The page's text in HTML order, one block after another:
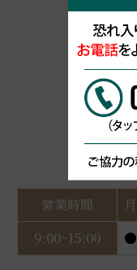
愛知県名
営業時間 月
9:00~15:00
●